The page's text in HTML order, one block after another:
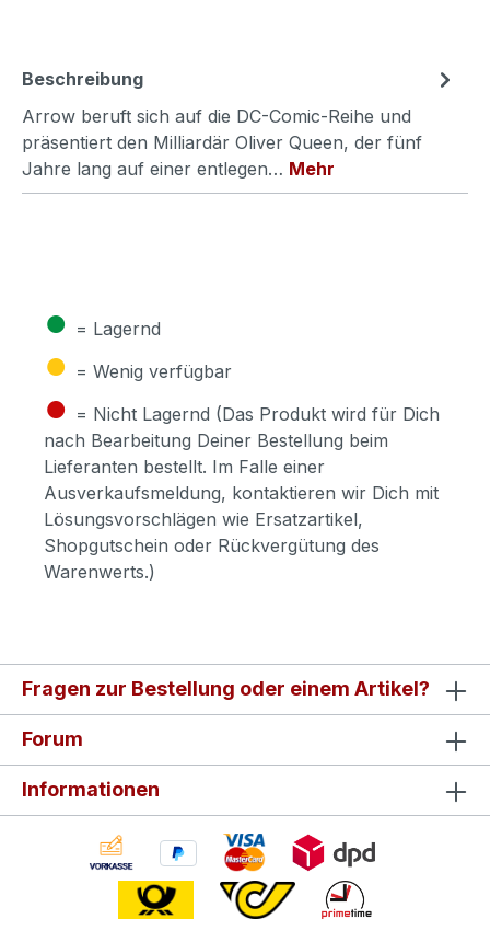
Beschreibung
Arrow beruft sich auf die DC-Comic-Reihe und
präsentiert den Milliardär Oliver Queen, der fünf
Jahre lang auf einer entlegen… Mehr
● = Lagernd
● = Wenig verfügbar
● = Nicht Lagernd (Das Produkt wird für Dich
nach Bearbeitung Deiner Bestellung beim
Lieferanten bestellt. Im Falle einer
Ausverkaufsmeldung, kontaktieren wir Dich mit
Lösungsvorschlägen wie Ersatzartikel,
Shopgutschein oder Rückvergütung des
Warenwerts.)
Fragen zur Bestellung oder einem Artikel?
Forum
Informationen